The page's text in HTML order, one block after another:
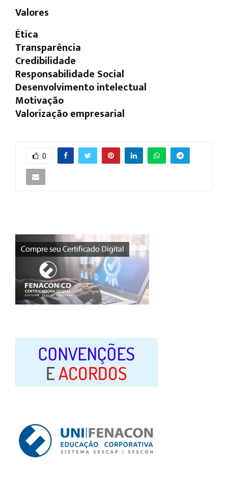
Valores
Ética
Transparência
Credibilidade
Responsabilidade Social
Desenvolvimento intelectual
Motivação
Valorização empresarial
0